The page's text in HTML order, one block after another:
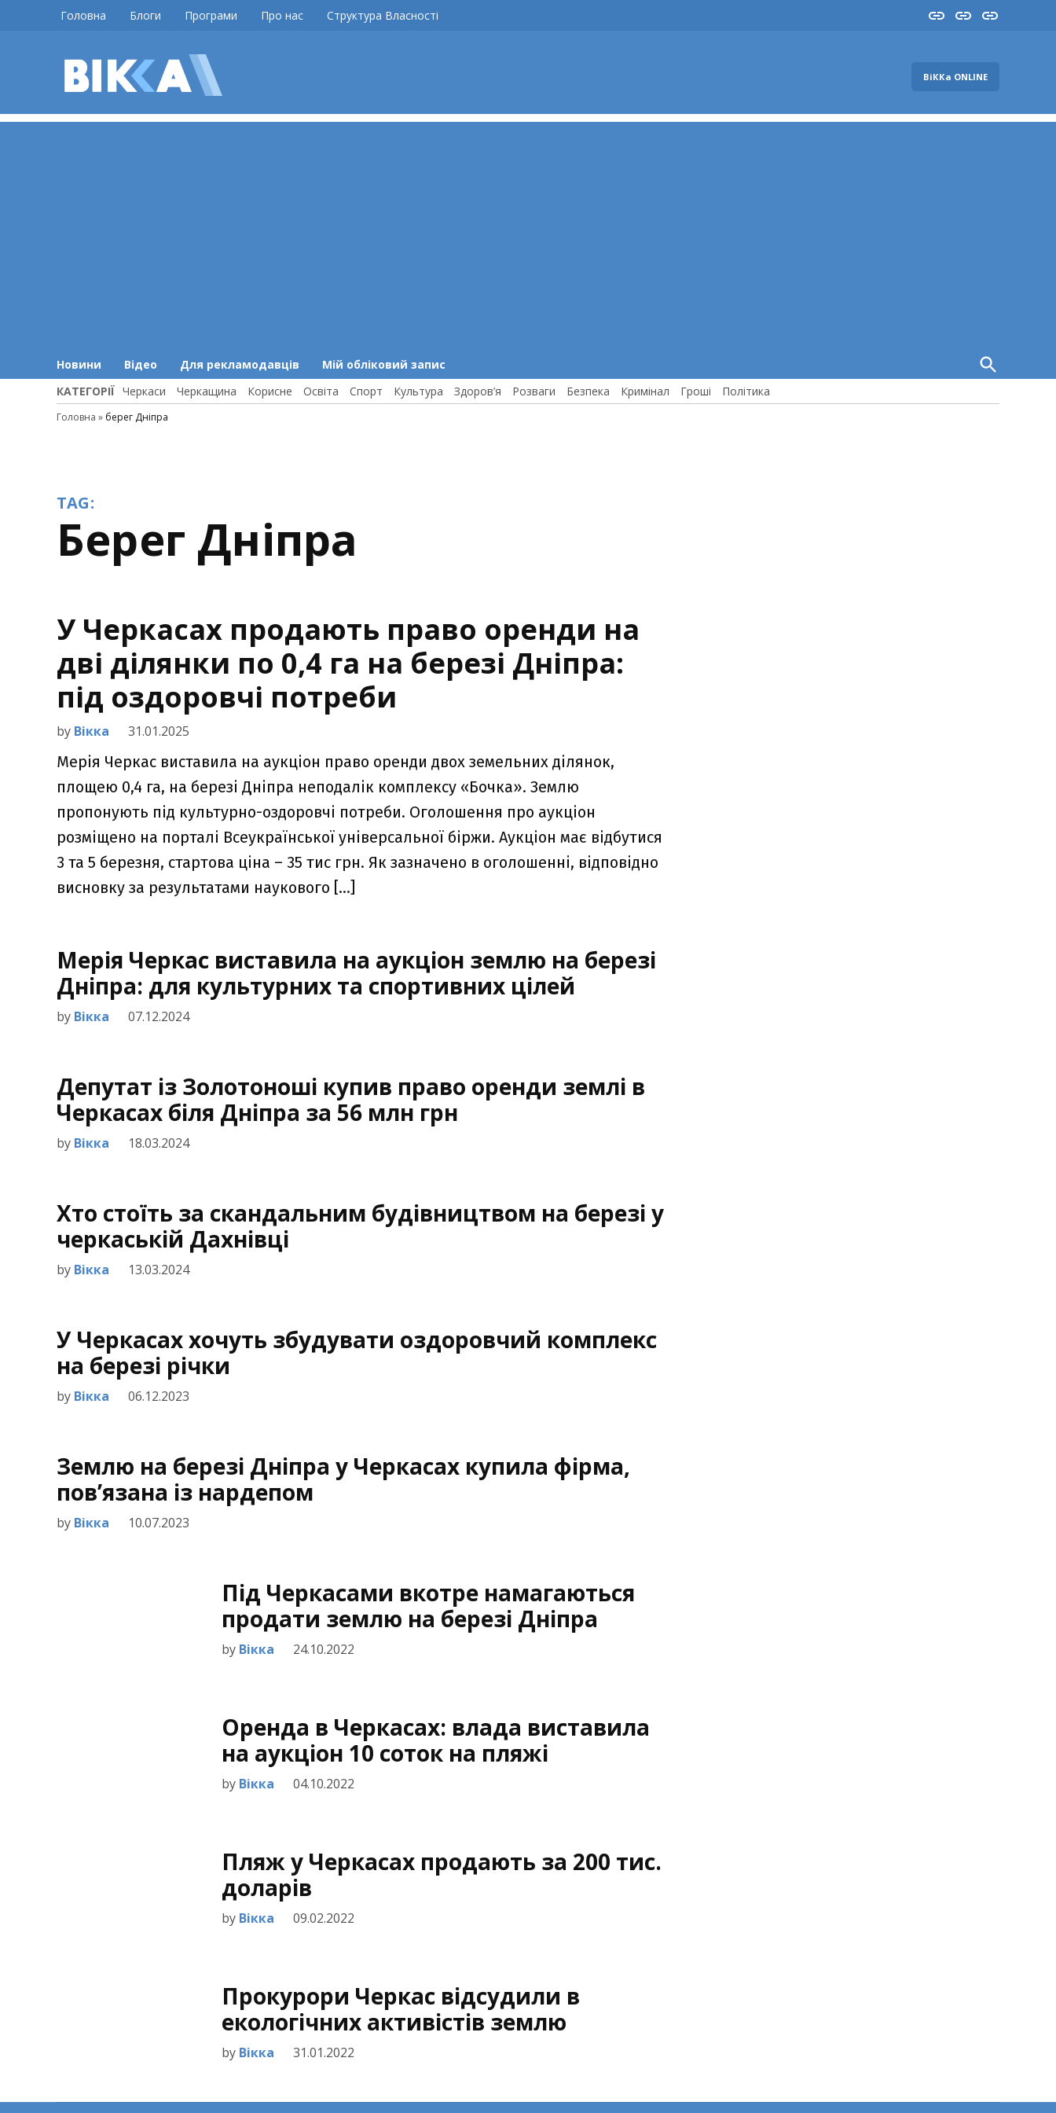
Головна Блоги Програми Про нас Структура Власності InstaYouTube
FB
ВіККа ONLINE
Новини Відео Для рекламодавців Мій обліковий запис
Open
Search
КАТЕГОРІЇ Черкаси Черкащина Корисне Освіта Спорт Культура Здоров’я Розваги Безпека Кримінал Гроші Політика
Головна » берег Дніпра
TAG:
берег Дніпра
У Черкасах продають право оренди на
дві ділянки по 0,4 га на березі Дніпра:
під оздоровчі потреби
by Вікка 31.01.2025
Мерія Черкас виставила на аукціон право оренди двох земельних ділянок,
площею 0,4 га, на березі Дніпра неподалік комплексу «Бочка». Землю
пропонують під культурно-оздоровчі потреби. Оголошення про аукціон
розміщено на порталі Всеукраїнської універсальної біржи. Аукціон має відбутися
3 та 5 березня, стартова ціна – 35 тис грн. Як зазначено в оголошенні, відповідно
висновку за результатами наукового […]
Мерія Черкас виставила на аукціон землю на березі
Дніпра: для культурних та спортивних цілей
by Вікка 07.12.2024
Депутат із Золотоноші купив право оренди землі в
Черкасах біля Дніпра за 56 млн грн
by Вікка 18.03.2024
Хто стоїть за скандальним будівництвом на березі у
черкаській Дахнівці
by Вікка 13.03.2024
У Черкасах хочуть збудувати оздоровчий комплекс
на березі річки
by Вікка 06.12.2023
Землю на березі Дніпра у Черкасах купила фірма,
пов’язана із нардепом
by Вікка 10.07.2023
Під Черкасами вкотре намагаються
продати землю на березі Дніпра
by Вікка 24.10.2022
Оренда в Черкасах: влада виставила
на аукціон 10 соток на пляжі
by Вікка 04.10.2022
Пляж у Черкасах продають за 200 тис.
доларів
by Вікка 09.02.2022
Прокурори Черкас відсудили в
екологічних активістів землю
by Вікка 31.01.2022